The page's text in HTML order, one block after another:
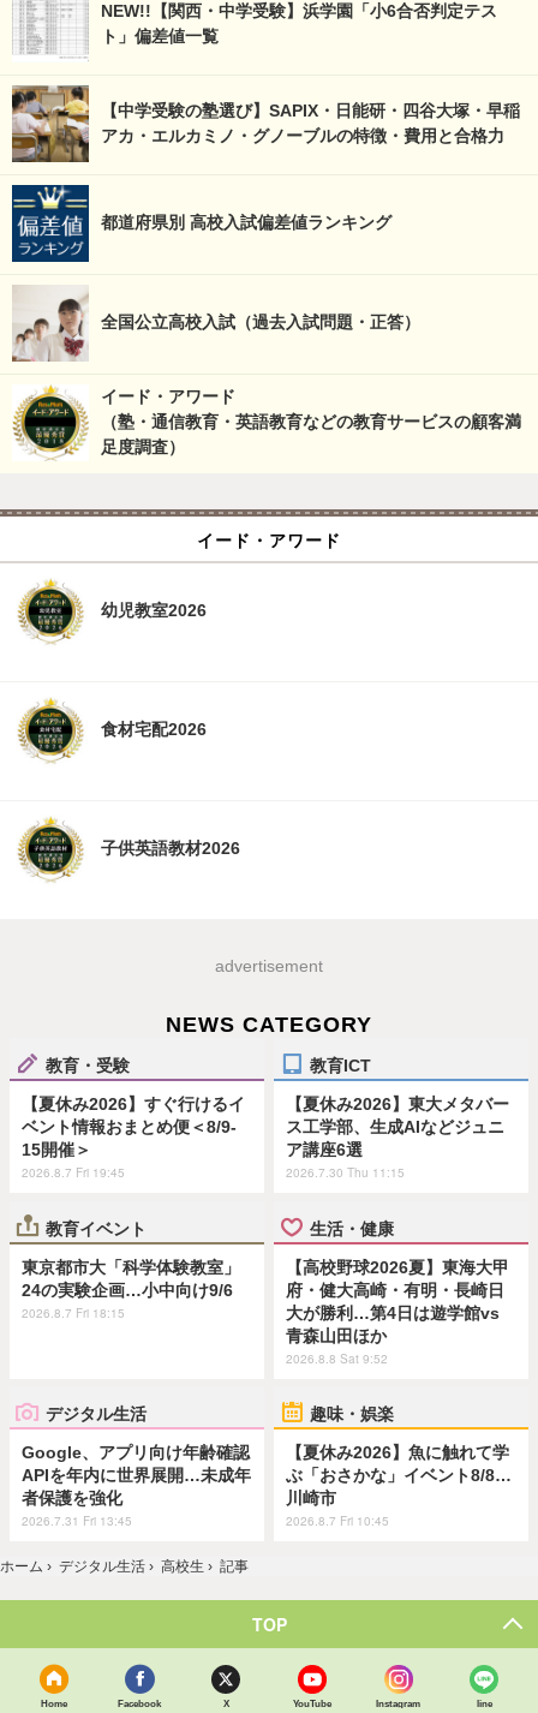
NEW!!【関西・中学受験】浜学園「小6合否判定テス
ト」偏差値一覧
【中学受験の塾選び】SAPIX・日能研・四谷大塚・早稲
アカ・エルカミノ・グノーブルの特徴・費用と合格力
都道府県別 高校入試偏差値ランキング
全国公立高校入試（過去入試問題・正答）
イード・アワード
（塾・通信教育・英語教育などの教育サービスの顧客満
足度調査）
イード・アワード
幼児教室2026
食材宅配2026
子供英語教材2026
advertisement
NEWS CATEGORY
教育・受験
【夏休み2026】すぐ行けるイ
ベント情報おまとめ便＜8/9-
15開催＞
2026.8.7 Fri 19:45
教育ICT
【夏休み2026】東大メタバー
ス工学部、生成AIなどジュニ
ア講座6選
2026.7.30 Thu 11:15
教育イベント
東京都市大「科学体験教室」
24の実験企画…小中向け9/6
2026.8.7 Fri 18:15
生活・健康
【高校野球2026夏】東海大甲
府・健大高崎・有明・長崎日
大が勝利…第4日は遊学館vs
青森山田ほか
2026.8.8 Sat 9:52
デジタル生活
Google、アプリ向け年齢確認
APIを年内に世界展開…未成年
者保護を強化
2026.7.31 Fri 13:45
趣味・娯楽
【夏休み2026】魚に触れて学
ぶ「おさかな」イベント8/8…
川崎市
2026.8.7 Fri 10:45
ホーム › デジタル生活 › 高校生 › 記事
TOP
Home Facebook X YouTube Instagram line